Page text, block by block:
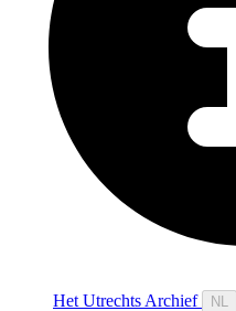
Het Utrechts Archief NL